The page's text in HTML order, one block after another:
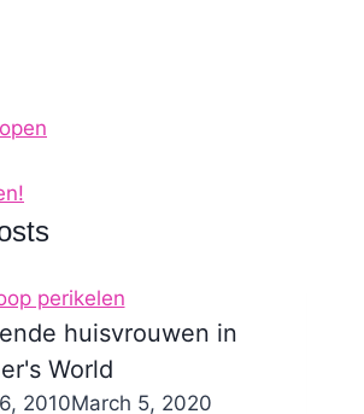
perikelen
huisvrouwen in
World
2010March 5, 2020